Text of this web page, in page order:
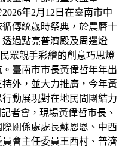
年2月12日在臺南市中
傳統歲時祭典，於農曆十
過點亮普濟殿及周邊燈
眾親手彩繪的創意巧思燈
臺南市市長黃偉哲年年出
外，並大力推廣，今年黃
動展現對在地民間團結力
者會，現場黃偉哲市長、
關係處處長蘇恩恩、中西
會主任委員王西村、普濟